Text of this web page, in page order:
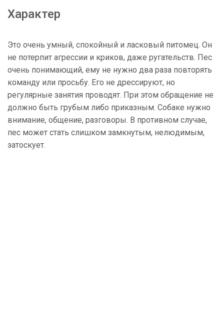
Характер
Это очень умный, спокойный и ласковый питомец. Он
не потерпит агрессии и криков, даже ругательств. Пес
очень понимающий, ему не нужно два раза повторять
команду или просьбу. Его не дрессируют, но
регулярные занятия проводят. При этом обращение не
должно быть грубым либо приказным. Собаке нужно
внимание, общение, разговоры. В противном случае,
пес может стать слишком замкнутым, нелюдимым,
затоскует.